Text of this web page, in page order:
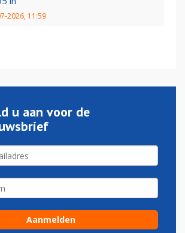
2026, 11:59
u aan voor de